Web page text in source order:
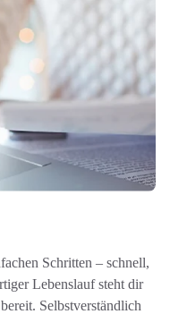
Schritten – schnell,
Lebenslauf steht dir
Selbstverständlich